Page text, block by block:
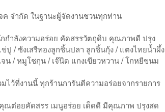
จำกัด ในฐานะผู้จัดงานชวนทุกท่าน
กำลังความอร่อย คัดสรรวัตถุดิบ คุณภาพดี ปรุง
/ ซ้งเสรีทองลูกชิ้นปลา ลูกชิ้นกุ้ง / แตงไทยน้ำผึ้ง
/ หมูโชกุน / เจ๊นิด แกงเขียวหวาน / โกหยีขนม
ว้ที่งานนี้ ทุกร้านการันตีความอร่อยจากรายการ
ณต๋อยคัดสรร เมนูอร่อย เด็ดดี มีคุณภาพ ปรุงสด